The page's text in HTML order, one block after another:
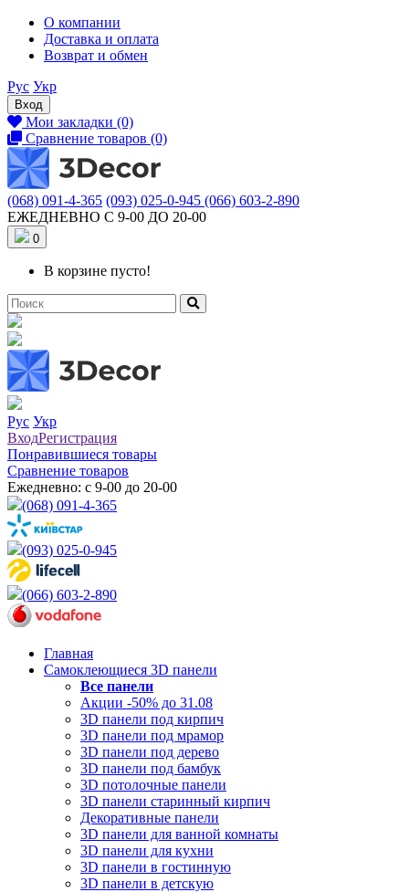
О компании
Доставка и оплата
Возврат и обмен
Рус Укр
Вход
Мои закладки (0)
Сравнение товаров (0)
(068) 091-4-365 (093) 025-0-945 (066) 603-2-890
ЕЖЕДНЕВНО С 9-00 ДО 20-00
0
В корзине пусто!
Рус Укр
ВходРегистрация
Понравившиеся товары
Сравнение товаров
Ежедневно: с 9-00 до 20-00
(068) 091-4-365
(093) 025-0-945
(066) 603-2-890
Главная
Самоклеющиеся 3D панели
Все панели
Акции -50% до 31.08
3D панели под кирпич
3D панели под мрамор
3D панели под дерево
3D панели под бамбук
3D потолочные панели
3D панели старинный кирпич
Декоративные панели
3D панели для ванной комнаты
3D панели для кухни
3D панели в гостинную
3D панели в детскую